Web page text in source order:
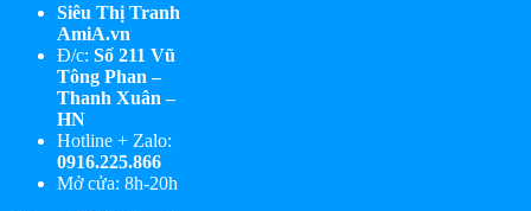
Siêu Thị Tranh
AmiA.vn
Đ/c: Số 211 Vũ
Tông Phan –
Thanh Xuân –
HN
Hotline + Zalo:
0916.225.866
Mở cửa: 8h-20h